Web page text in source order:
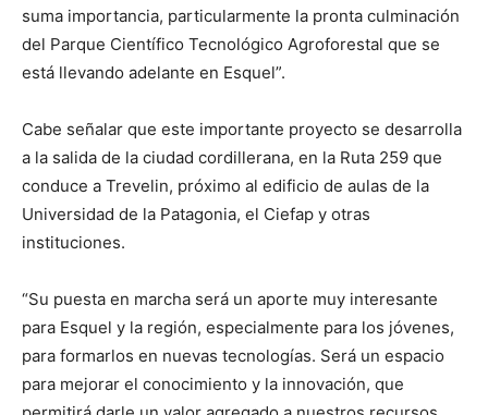
suma importancia, particularmente la pronta culminación
del Parque Científico Tecnológico Agroforestal que se
está llevando adelante en Esquel”.
Cabe señalar que este importante proyecto se desarrolla
a la salida de la ciudad cordillerana, en la Ruta 259 que
conduce a Trevelin, próximo al edificio de aulas de la
Universidad de la Patagonia, el Ciefap y otras
instituciones.
“Su puesta en marcha será un aporte muy interesante
para Esquel y la región, especialmente para los jóvenes,
para formarlos en nuevas tecnologías. Será un espacio
para mejorar el conocimiento y la innovación, que